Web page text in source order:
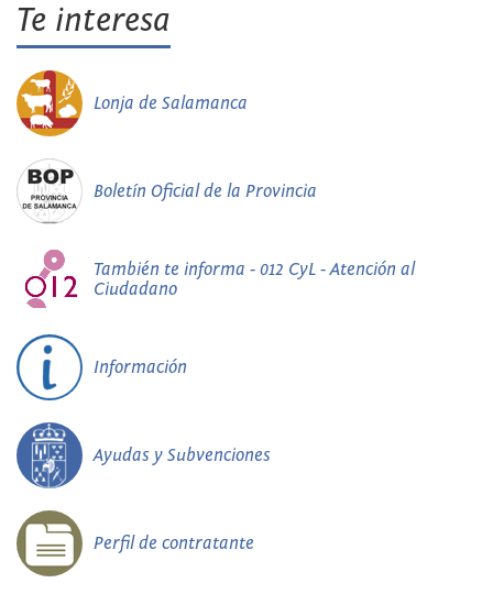
Te interesa
Lonja de Salamanca
Boletín Oficial de la Provincia
También te informa - 012 CyL - Atención al
Ciudadano
Información
Ayudas y Subvenciones
Perfil de contratante